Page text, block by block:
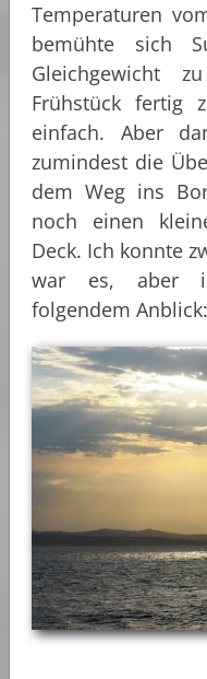
Temperaturen
bemühte sich
Gleichgewicht
Frühstück fertig
einfach. Aber
zumindest die
dem Weg ins
noch einen
Deck. Ich konnte
war es, aber
folgendem Anblick: